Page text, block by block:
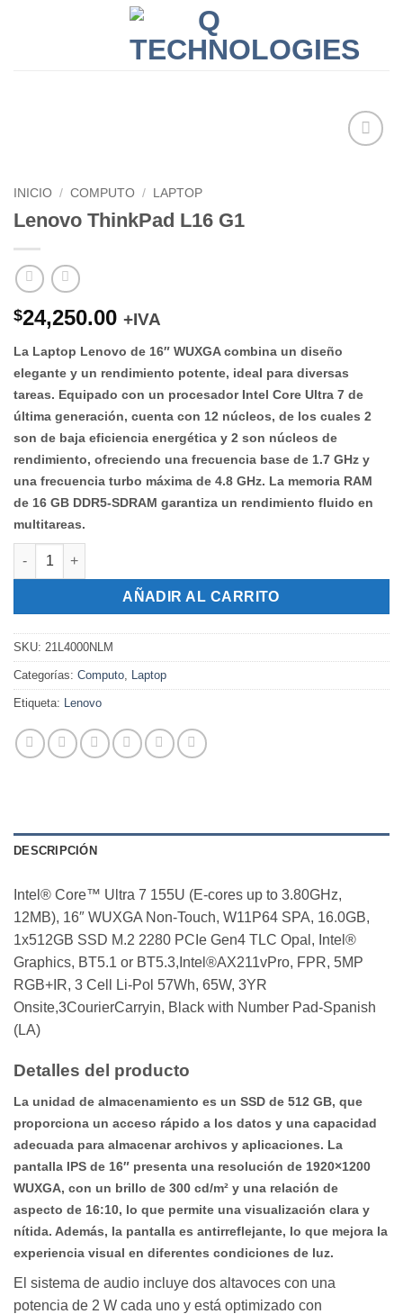
INICIO / COMPUTO / LAPTOP
Lenovo ThinkPad L16 G1
$24,250.00 +IVA
La Laptop Lenovo de 16″ WUXGA combina un diseño
elegante y un rendimiento potente, ideal para diversas
tareas. Equipado con un procesador Intel Core Ultra 7 de
última generación, cuenta con 12 núcleos, de los cuales 2
son de baja eficiencia energética y 2 son núcleos de
rendimiento, ofreciendo una frecuencia base de 1.7 GHz y
una frecuencia turbo máxima de 4.8 GHz. La memoria RAM
de 16 GB DDR5-SDRAM garantiza un rendimiento fluido en
multitareas.
Lenovo ThinkPad L16 G1 cantidad
AÑADIR AL CARRITO
SKU: 21L4000NLM
Categorías: Computo Laptop
Etiqueta: Lenovo
DESCRIPCIÓN
Intel® Core™ Ultra 7 155U (E-cores up to 3.80GHz,
12MB), 16″ WUXGA Non-Touch, W11P64 SPA, 16.0GB,
1x512GB SSD M.2 2280 PCIe Gen4 TLC Opal, Intel®
Graphics, BT5.1 or BT5.3,Intel®AX211vPro, FPR, 5MP
RGB+IR, 3 Cell Li-Pol 57Wh, 65W, 3YR
Onsite,3CourierCarryin, Black with Number Pad-Spanish
(LA)
Detalles del producto
La unidad de almacenamiento es un SSD de 512 GB, que
proporciona un acceso rápido a los datos y una capacidad
adecuada para almacenar archivos y aplicaciones. La
pantalla IPS de 16″ presenta una resolución de 1920×1200
WUXGA, con un brillo de 300 cd/m² y una relación de
aspecto de 16:10, lo que permite una visualización clara y
nítida. Además, la pantalla es antirreflejante, lo que mejora la
experiencia visual en diferentes condiciones de luz.
El sistema de audio incluye dos altavoces con una
potencia de 2 W cada uno y está optimizado con